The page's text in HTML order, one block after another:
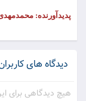
پدیدآورنده: محمدمهدی
دیدگاه های
هیچ دیدگاهی برای